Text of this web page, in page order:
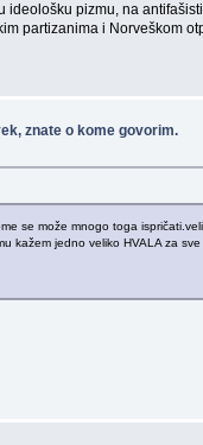
ideološku pizmu, na
partizanima i Norveškom
znate o kome govorim.
se može mnogo toga
kažem jedno veliko HVALA za